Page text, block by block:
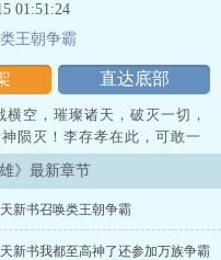
直达底部
01:51:24
王朝争霸
空，璀璨诸天，破灭一切，
陨灭！李存孝在此，可敢一
里，遥远处，百日耀空，映
的古老战车之上，一方方大
气冲霄，破灭亿万里虚无！
！
》最新章节
新书召唤类王朝争霸
新书我都至高神了还参加万族争霸